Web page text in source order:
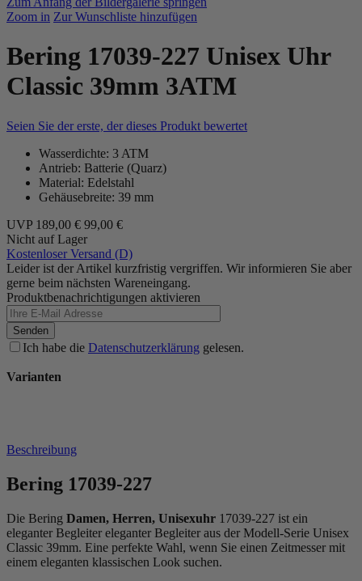
Zoom in Zur Wunschliste hinzufügen
Bering 17039-227 Unisex Uhr
Classic 39mm 3ATM
Seien Sie der erste, der dieses Produkt bewertet
Wasserdichte: 3 ATM
Antrieb: Batterie (Quarz)
Material: Edelstahl
Gehäusebreite: 39 mm
UVP 189,00 € 99,00 €
Nicht auf Lager
Kostenloser Versand (D)
Leider ist der Artikel kurzfristig vergriffen. Wir informieren Sie aber
gerne beim nächsten Wareneingang.
Produktbenachrichtigungen aktivieren
Senden
Ich habe die Datenschutzerklärung gelesen.
Varianten
Beschreibung
Bering 17039-227
Die Bering Damen, Herren, Unisexuhr 17039-227 ist ein
eleganter Begleiter eleganter Begleiter aus der Modell-Serie Unisex
Classic 39mm. Eine perfekte Wahl, wenn Sie einen Zeitmesser mit
einem eleganten klassischen Look suchen.